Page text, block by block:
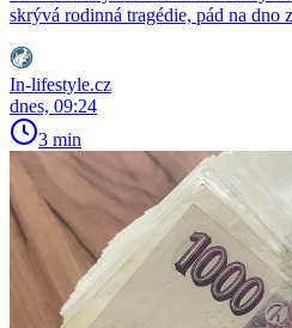
skrývá rodinná tragédie, pád na dno
In-lifestyle.cz
dnes, 09:24
3 min